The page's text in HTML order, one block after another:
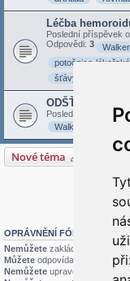
Léčba
Poslední příspěvek
Odpovědi: 3 Walker
potočnice-lékařská
šťávy
Poslední příspěvek
Walker
Nové téma
OPRÁVNĚNÍ FÓRA
Nemůžete zakládat nová
Můžete odpovídat v tomto fóru
Nemůžete upravovat své